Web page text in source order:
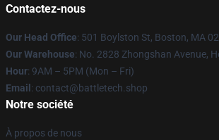
Contactez-nous
Our Head Office: 501 Boylston St, Boston, MA
Our Warehouse: No. 2828 Zhongshan Avenue,
Hour: 9AM – 5PM (Mon – Fri)
Email : contact@battletech.shop
Notre société
À propos de nous